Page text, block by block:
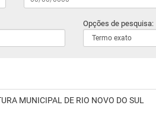
Opções de pesquisa:
MUNICIPAL DE RIO NOVO DO SUL